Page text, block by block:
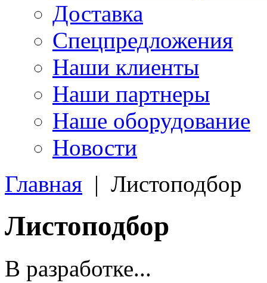
Доставка
Спецпредложения
Наши клиенты
Наши партнеры
Наше оборудование
Новости
Главная | Листоподбор
Листоподбор
В разработке...